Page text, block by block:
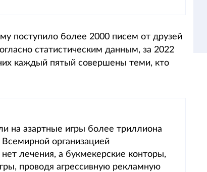
поступило более 2000 писем от друзей
статистическим данным, за 2022
каждый пятый совершены теми, кто
на азартные игры более триллиона
организацией
лечения, а букмекерские конторы,
проводя агрессивную рекламную